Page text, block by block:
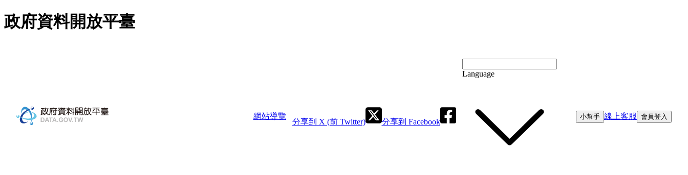
跳至主要內容
政府資料開放平臺
網站導覽
分享到 X (前 Twitter) 分享到 Facebook
Language
小幫手 線上客服 會員登入